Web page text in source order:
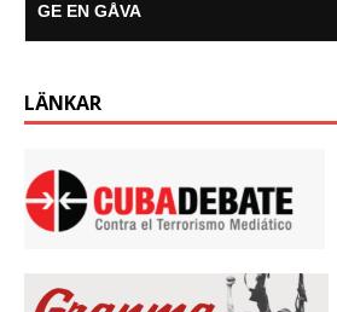
GE EN GÅVA
LÄNKAR